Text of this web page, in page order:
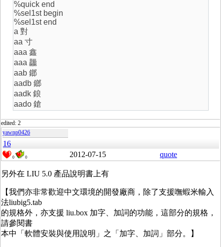
%quick end
%sel1st begin
%sel1st end
a 對
aa 寸
aaa 鑫
aaa 龘
aab 鎯
aadb 鎯
aadk 鋃
aado 鎗
edited: 2
yawnp0426
16
0 0 2012-07-15 quote
另外在 LIU 5.0 產品說明書上有
【我們亦非常歡迎中文環境的開發廠商，除了支援嘸蝦米輸入
法liubig5.tab
的規格外，亦支援 liu.box 加字、加詞的功能，這部分的規格，
請參閱書
本中「軟體安裝與使用說明」之「加字、加詞」部分。】